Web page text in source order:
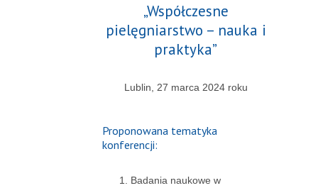
„Współczesne
pielęgniarstwo – nauka i
praktyka”
Lublin, 27 marca 2024 roku
Proponowana tematyka
konferencji:
Badania naukowe w